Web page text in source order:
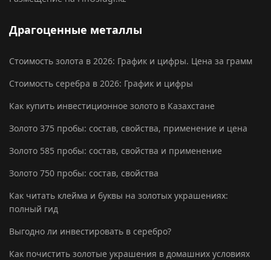
Драгоценные металлы
Стоимость золота в 2026: График и цифры. Цена за грамм
Стоимость серебра в 2026: График и цифры
Как купить инвестиционное золото в Казахстане
Золото 375 пробы: состав, свойства, применение и цена
Золото 585 пробы: состав, свойства и применение
Золото 750 пробы: состав, свойства
Как читать клейма и буквы на золотых украшениях:
полный гид
Выгодно ли инвестировать в серебро?
Как почистить золотые украшения в домашних условиях